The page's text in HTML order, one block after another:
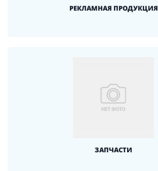
РЕКЛАМНАЯ ПРОДУКЦИЯ
ЗАПЧАСТИ